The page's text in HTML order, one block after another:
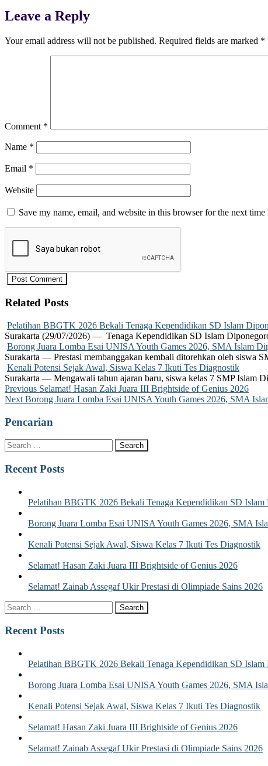
Leave a Reply
Your email address will not be published. Required fields are marked *
Comment *
Name *
Email *
Website
Save my name, email, and website in this browser for the next time
Related Posts
Pelatihan BBGTK 2026 Bekali Tenaga Kependidikan SD Islam
Surakarta (29/07/2026) — Tenaga Kependidikan SD Islam
Borong Juara Lomba Esai UNISA Youth Games 2026, SMA Islam
Surakarta — Prestasi membanggakan kembali ditorehkan oleh siswa
Kenali Potensi Sejak Awal, Siswa Kelas 7 Ikuti Tes Diagnostik
Surakarta — Mengawali tahun ajaran baru, siswa kelas 7 SMP Islam
Post
navigation
Previous Previous
post:
Selamat! Hasan Zaki Juara III Brightside of Genius 2026
Next Next
Borong Juara Lomba Esai UNISA Youth Games 2026, SMA
Pencarian
Recent Posts
Pelatihan BBGTK 2026 Bekali Tenaga Kependidikan SD Islam
Borong Juara Lomba Esai UNISA Youth Games 2026, SMA
Kenali Potensi Sejak Awal, Siswa Kelas 7 Ikuti Tes Diagnostik
Selamat! Hasan Zaki Juara III Brightside of Genius 2026
Selamat! Zainab Assegaf Ukir Prestasi di Olimpiade Sains 2026
Recent Posts
Pelatihan BBGTK 2026 Bekali Tenaga Kependidikan SD Islam
Borong Juara Lomba Esai UNISA Youth Games 2026, SMA
Kenali Potensi Sejak Awal, Siswa Kelas 7 Ikuti Tes Diagnostik
Selamat! Hasan Zaki Juara III Brightside of Genius 2026
Selamat! Zainab Assegaf Ukir Prestasi di Olimpiade Sains 2026